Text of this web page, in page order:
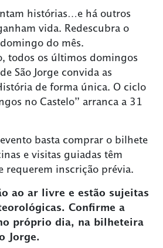
histórias…e há outros
vida. Redescubra o
do mês.
todos os últimos domingos
São Jorge convida as
de forma única. O ciclo
no Castelo” arranca a 31
evento basta comprar o bilhete
e visitas guiadas têm
requerem inscrição prévia.
ao ar livre e estão sujeitas
Confirme a
próprio dia, na bilheteira
Jorge.